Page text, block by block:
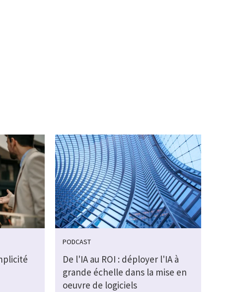
PODCAST
De l'IA au ROI : déployer l'IA à
grande échelle dans la mise en
oeuvre de logiciels